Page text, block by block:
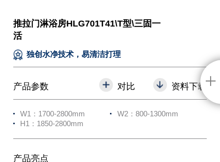
推拉门淋浴房HLG701T41\T型\三固一
活
独创水净技术，易清洁打理
产品参数 资料下载
对比
W1：1700-2800mm
W2：800-1300mm
H1：1850-2800mm
产品亮点